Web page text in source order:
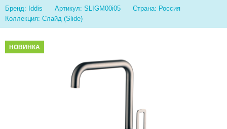
Бренд: Iddis Артикул: SLIGM00i05
Страна: Россия
Коллекция: Слайд (Slide)
НОВИНКА